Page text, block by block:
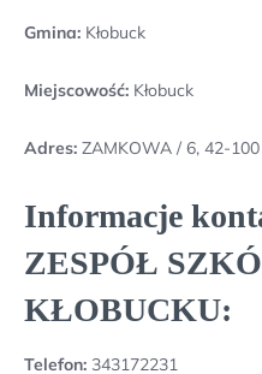
Gmina: Kłobuck
Miejscowość: Kłobuck
Adres: ZAMKOWA / 6, 42-100
Informacje
ZESPÓŁ
KŁOBUCKU:
Telefon: 343172231